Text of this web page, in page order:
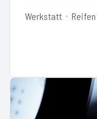
Werkstatt Reifen